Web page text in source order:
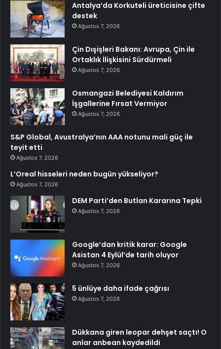
Antalya’da Korkuteli üreticisine çifte
destek
Ağustos 7, 2026
Çin Dışişleri Bakanı: Avrupa, Çin ile
Ortaklık İlişkisini Sürdürmeli
Ağustos 7, 2026
Osmangazi Belediyesi Kaldırım
İşgallerine Fırsat Vermiyor
Ağustos 7, 2026
S&P Global, Avustralya’nın AAA notunu mali güç ile
teyit etti
Ağustos 7, 2026
L’Oreal hisseleri neden bugün yükseliyor?
Ağustos 7, 2026
DEM Parti’den Butlan Kararına Tepki
Ağustos 7, 2026
Google’dan kritik karar: Google
Asistan 4 Eylül’de tarih oluyor
Ağustos 7, 2026
5 ünlüye daha ifade çağrısı
Ağustos 7, 2026
Dükkana giren leopar dehşet saçtı! O
anlar anbean kaydedildi